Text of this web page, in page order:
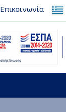
Επικοινωνία